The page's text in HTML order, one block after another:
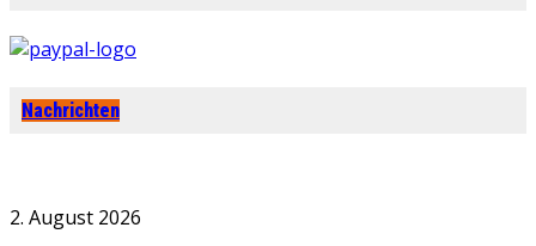
Nachrichten
2. August 2026